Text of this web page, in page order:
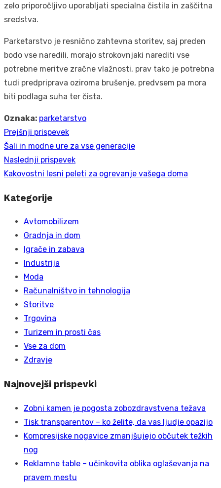
zelo priporočljivo uporabljati specialna čistila in zaščitna
sredstva.
Parketarstvo je resnično zahtevna storitev, saj preden
bodo vse naredili, morajo strokovnjaki narediti vse
potrebne meritve zračne vlažnosti, prav tako je potrebna
tudi predpriprava oziroma brušenje, predvsem pa mora
biti podlaga suha ter čista.
Oznaka: parketarstvo
Navigacija
prispevka
Prejšnji prispevek
Prejšnji
prispevek:
Šali in modne ure za vse generacije
Naslednji prispevek
Naslednji
Kakovostni lesni peleti za ogrevanje vašega doma
Kategorije
Avtomobilizem
Gradnja in dom
Igrače in zabava
Industrija
Moda
Računalništvo in tehnologija
Storitve
Trgovina
Turizem in prosti čas
Vse za dom
Zdravje
Najnovejši prispevki
Zobni kamen je pogosta zobozdravstvena težava
Tisk transparentov – ko želite, da vas ljudje opazijo
Kompresijske nogavice zmanjšujejo občutek težkih
nog
Reklamne table – učinkovita oblika oglaševanja na
pravem mestu